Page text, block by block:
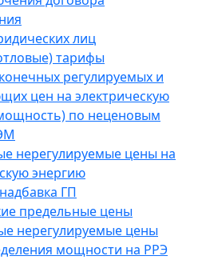
лиц
тарифы
регулируемых и
цен на электрическую
по неценовым
нерегулируемые цены на
энергию
ГП
предельные цены
нерегулируемые цены
мощности на РРЭ